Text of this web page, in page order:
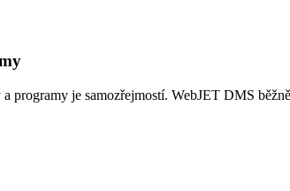
programy je samozřejmostí. WebJET DMS